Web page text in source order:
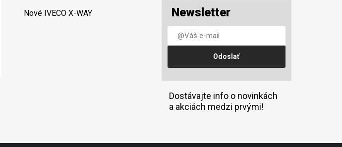
Nové IVECO X-WAY Newsletter
Dostávajte info o novinkách
a akciách medzi prvými!